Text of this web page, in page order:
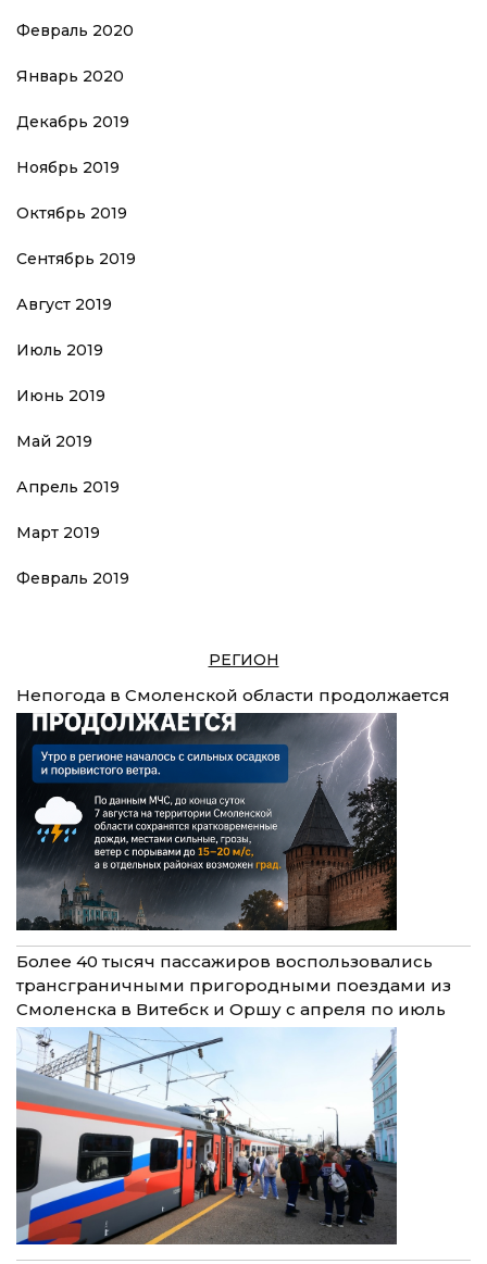
Февраль 2020
Январь 2020
Декабрь 2019
Ноябрь 2019
Октябрь 2019
Сентябрь 2019
Август 2019
Июль 2019
Июнь 2019
Май 2019
Апрель 2019
Март 2019
Февраль 2019
РЕГИОН
Непогода в Смоленской области продолжается
Более 40 тысяч пассажиров воспользовались
трансграничными пригородными поездами из
Смоленска в Витебск и Оршу с апреля по июль